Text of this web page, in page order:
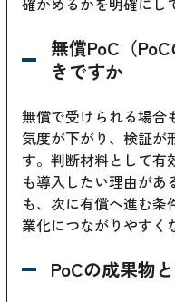
無償PoC（
きですか
無償で受けられる場合
気度が下がり、検証が
す。判断材料として有
も導入したい理由があ
も、次に有償へ進む条
業化につながりやすく
PoCの成果物